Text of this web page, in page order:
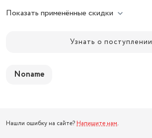
Показать применённые скидки
Узнать о поступлении
Noname
Нашли ошибку на сайте? Напишите нам.